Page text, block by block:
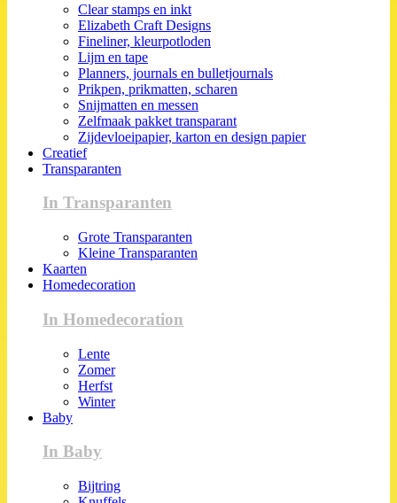
Clear stamps en inkt
Elizabeth Craft Designs
Fineliner, kleurpotloden
Lijm en tape
Planners, journals en bulletjournals
Prikpen, prikmatten, scharen
Snijmatten en messen
Zelfmaak pakket transparant
Zijdevloeipapier, karton en design papier
Creatief
Transparanten
In Transparanten
Grote Transparanten
Kleine Transparanten
Kaarten
Homedecoration
In Homedecoration
Lente
Zomer
Herfst
Winter
Baby
In Baby
Bijtring